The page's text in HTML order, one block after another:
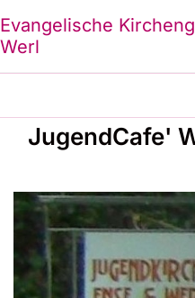
Evangelische
Werl
JugendCafe'